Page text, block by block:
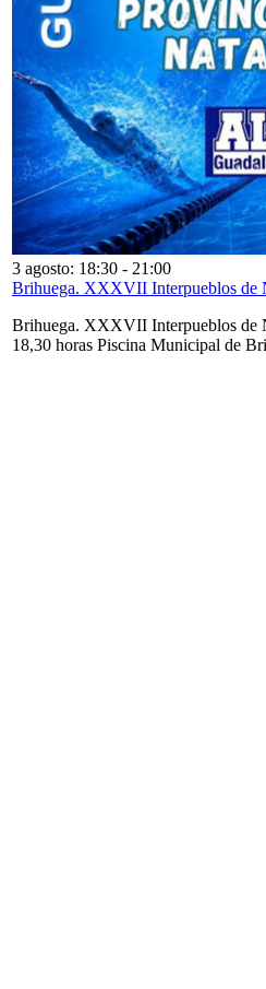
3 agosto: 18:30 - 21:00
Brihuega. XXXVII Interpueblos de
Brihuega. XXXVII Interpueblos de
18,30 horas Piscina Municipal de